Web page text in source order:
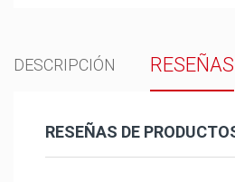
DESCRIPCIÓN RESEÑAS
RESEÑAS DE